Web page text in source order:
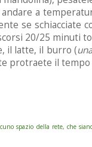
a
se
20/25 minuti
il latte, il burro (
protraete il tempo
spazio della rete, che